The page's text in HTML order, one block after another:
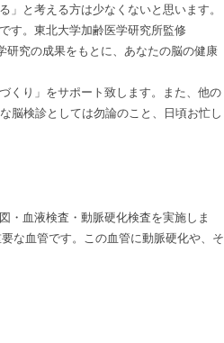
と考える方は少なくないと思います。
す。東北大学加齢医学研究所監修
研究の成果をもとに、あなたの脳の健康
くり」をサポート致します。また、他の
脳検診としては勿論のこと、日頃お忙し
・血液検査・動脈硬化検査を実施しま
な血管です。この血管に動脈硬化や、そ